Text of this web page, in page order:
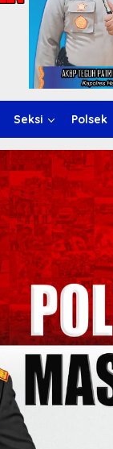
Seksi Polsek